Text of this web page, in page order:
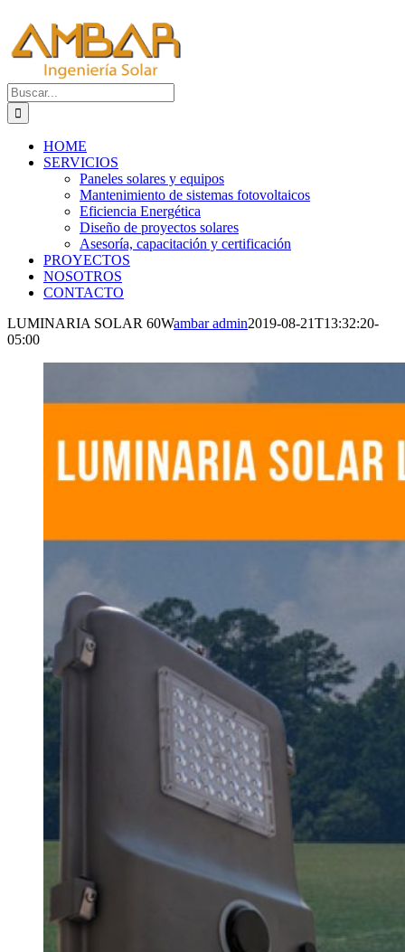
contenido
Buscar:
HOME
SERVICIOS
Paneles solares y equipos
Mantenimiento de sistemas fotovoltaicos
Eficiencia Energética
Diseño de proyectos solares
Asesoría, capacitación y certificación
PROYECTOS
NOSOTROS
CONTACTO
LUMINARIA SOLAR 60Wambar admin2019-08-21T13:32:20-
05:00